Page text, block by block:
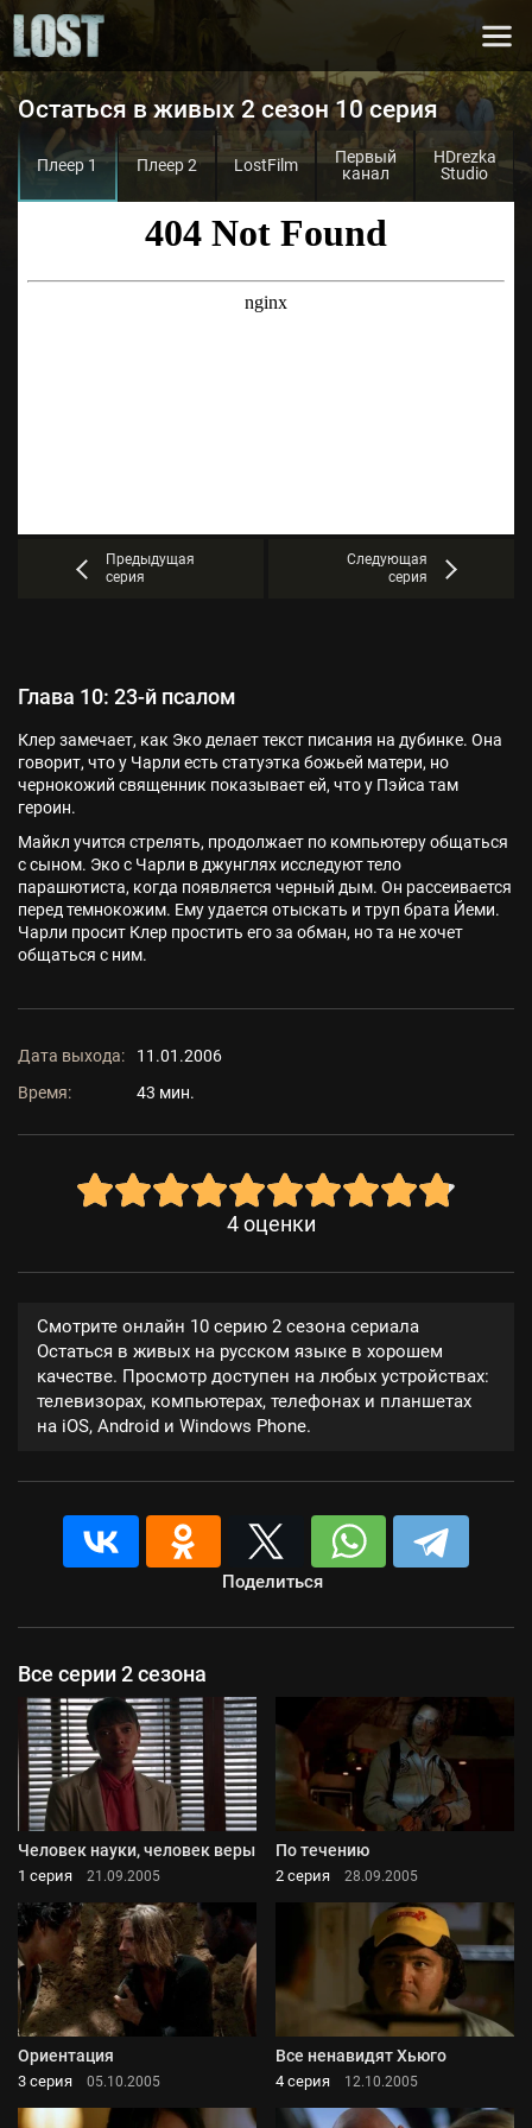
Остаться в живых 2 сезон 10 серия
Плеер 1 Плеер 2 LostFilm
Первый
канал
HDrezka
Studio
Предыдущая
серия
Следующая
серия
Глава 10: 23-й псалом
Клер замечает, как Эко делает текст писания на дубинке. Она
говорит, что у Чарли есть статуэтка божьей матери, но
чернокожий священник показывает ей, что у Пэйса там
героин.
Майкл учится стрелять, продолжает по компьютеру общаться
с сыном. Эко с Чарли в джунглях исследуют тело
парашютиста, когда появляется черный дым. Он рассеивается
перед темнокожим. Ему удается отыскать и труп брата Йеми.
Чарли просит Клер простить его за обман, но та не хочет
общаться с ним.
Дата выхода:
11.01.2006
Время:
43 мин.
4 оценки
Смотрите онлайн 10 серию 2 сезона сериала
Остаться в живых на русском языке в хорошем
качестве. Просмотр доступен на любых устройствах:
телевизорах, компьютерах, телефонах и планшетах
на iOS, Android и Windows Phone.
Поделиться
Все серии 2 сезона
Человек науки, человек веры
1 серия 21.09.2005
По течению
2 серия 28.09.2005
Ориентация
3 серия 05.10.2005
Все ненавидят Хьюго
4 серия 12.10.2005